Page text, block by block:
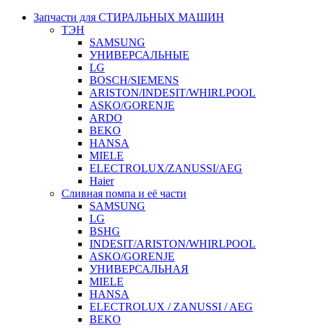
Запчасти для СТИРАЛЬНЫХ МАШИН
ТЭН
SAMSUNG
УНИВЕРСАЛЬНЫЕ
LG
BOSCH/SIEMENS
ARISTON/INDESIT/WHIRLPOOL
ASKO/GORENJE
ARDO
BEKO
HANSA
MIELE
ELECTROLUX/ZANUSSI/AEG
Haier
Сливная помпа и её части
SAMSUNG
LG
BSHG
INDESIT/ARISTON/WHIRLPOOL
ASKO/GORENJE
УНИВЕРСАЛЬНАЯ
MIELE
HANSA
ELECTROLUX / ZANUSSI / AEG
BEKO